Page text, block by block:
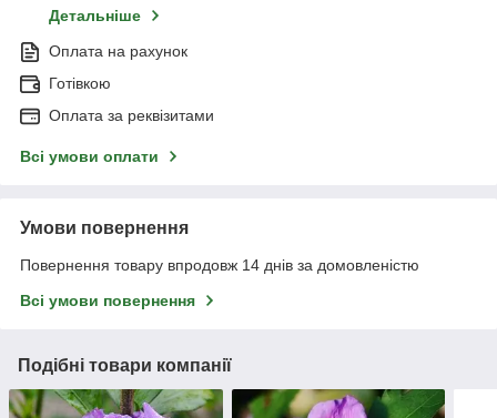
Детальніше
Оплата на рахунок
Готівкою
Оплата за реквізитами
Всі умови оплати
Умови повернення
Повернення товару впродовж 14 днів за домовленістю
Всі умови повернення
Подібні товари компанії